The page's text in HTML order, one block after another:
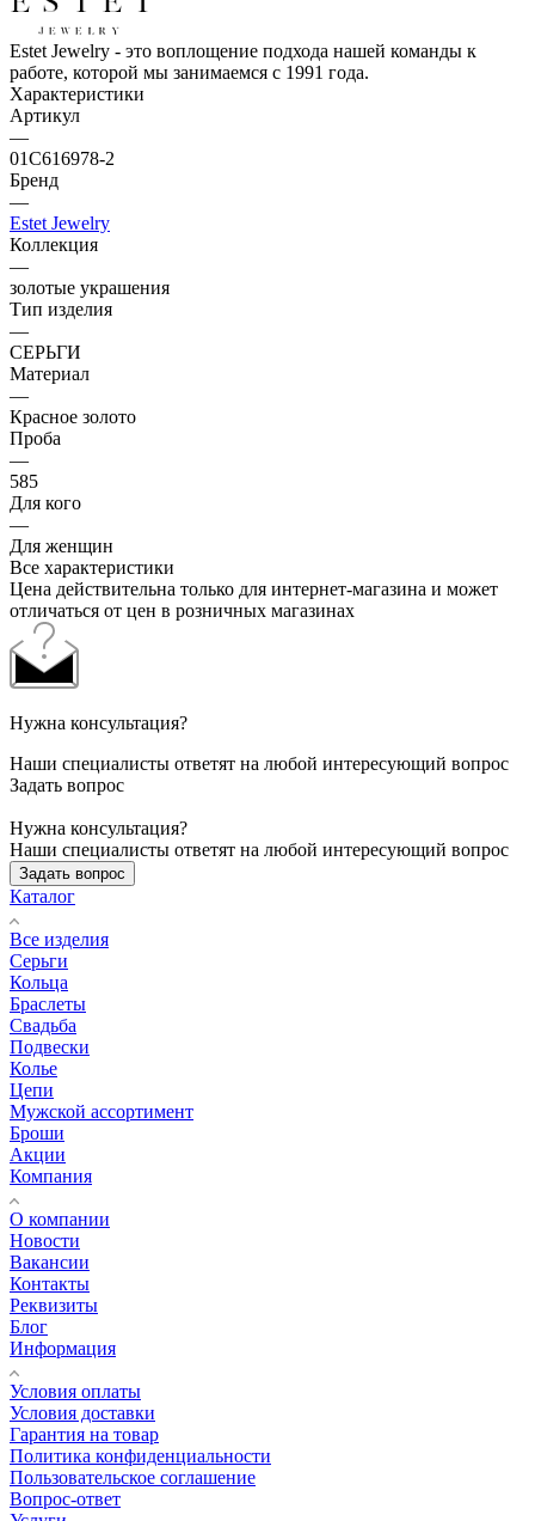
Estet Jewelry - это воплощение подхода нашей команды к
работе, которой мы занимаемся с 1991 года.
Характеристики
Артикул
—
01С616978-2
Бренд
—
Estet Jewelry
Коллекция
—
золотые украшения
Тип изделия
—
СЕРЬГИ
Материал
—
Красное золото
Проба
—
585
Для кого
—
Для женщин
Все характеристики
Цена действительна только для интернет-магазина и может
отличаться от цен в розничных магазинах
Нужна консультация?
Наши специалисты ответят на любой интересующий вопрос
Задать вопрос
Нужна консультация?
Наши специалисты ответят на любой интересующий вопрос
Задать вопрос
Каталог
Все изделия
Серьги
Кольца
Браслеты
Свадьба
Подвески
Колье
Цепи
Мужской ассортимент
Броши
Акции
Компания
О компании
Новости
Вакансии
Контакты
Реквизиты
Блог
Информация
Условия оплаты
Условия доставки
Гарантия на товар
Политика конфиденциальности
Пользовательское соглашение
Вопрос-ответ